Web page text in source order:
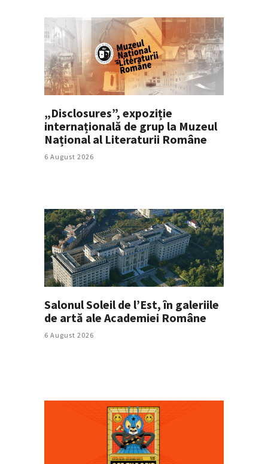
„Disclosures”, expoziție
internațională de grup la Muzeul
Național al Literaturii Române
6 August 2026
Salonul Soleil de l’Est, în galeriile
de artă ale Academiei Române
6 August 2026